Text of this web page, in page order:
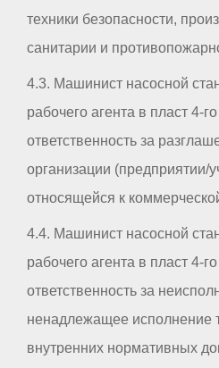
техники безопасности,
санитарии и
4.3. Машинист насосной
рабочего агента в пласт 4-
ответственность за
организации (предприятии/
относящейся к
4.4. Машинист насосной
рабочего агента в пласт 4-
ответственность за
ненадлежащее исполнение
внутренних нормативных